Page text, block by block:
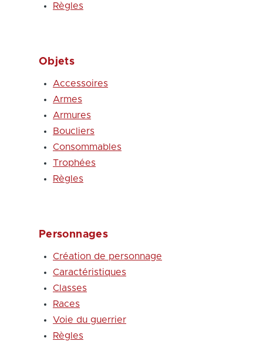
Règles
Objets
Accessoires
Armes
Armures
Boucliers
Consommables
Trophées
Règles
Personnages
Création de personnage
Caractéristiques
Classes
Races
Voie du guerrier
Règles